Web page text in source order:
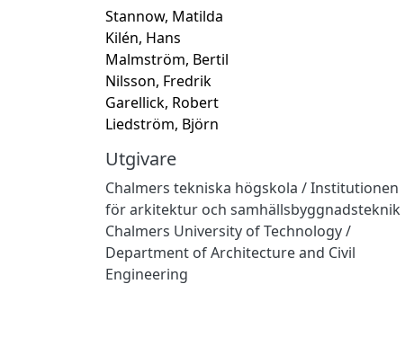
Stannow, Matilda
Kilén, Hans
Malmström, Bertil
Nilsson, Fredrik
Garellick, Robert
Liedström, Björn
Utgivare
Chalmers tekniska högskola / Institutionen
för arkitektur och samhällsbyggnadsteknik
Chalmers University of Technology /
Department of Architecture and Civil
Engineering